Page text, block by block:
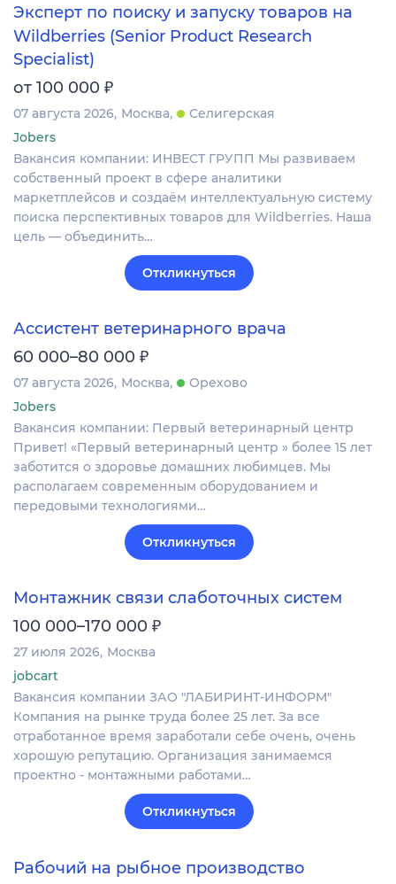
Эксперт по поиску и запуску товаров на
Wildberries (Senior Product Research
Specialist)
от 100 000 ₽
07 августа 2026 Москва
Селигерская
Jobers
Вакансия компании: ИНВЕСТ ГРУПП Мы развиваем
собственный проект в сфере аналитики
маркетплейсов и создаём интеллектуальную систему
поиска перспективных товаров для Wildberries. Наша
цель — объединить…
Откликнуться
Ассистент ветеринарного врача
60 000–80 000 ₽
07 августа 2026 Москва
Орехово
Jobers
Вакансия компании: Первый ветеринарный центр
Привет! «Первый ветеринарный центр » более 15 лет
заботится о здоровье домашних любимцев. Мы
располагаем современным оборудованием и
передовыми технологиями…
Откликнуться
Монтажник связи слаботочных систем
100 000–170 000 ₽
27 июля 2026 Москва
jobcart
Вакансия компании ЗАО "ЛАБИРИНТ-ИНФОРМ"
Компания на рынке труда более 25 лет. За все
отработанное время заработали себе очень, очень
хорошую репутацию. Организация занимаемся
проектно - монтажными работами…
Откликнуться
Рабочий на рыбное производство